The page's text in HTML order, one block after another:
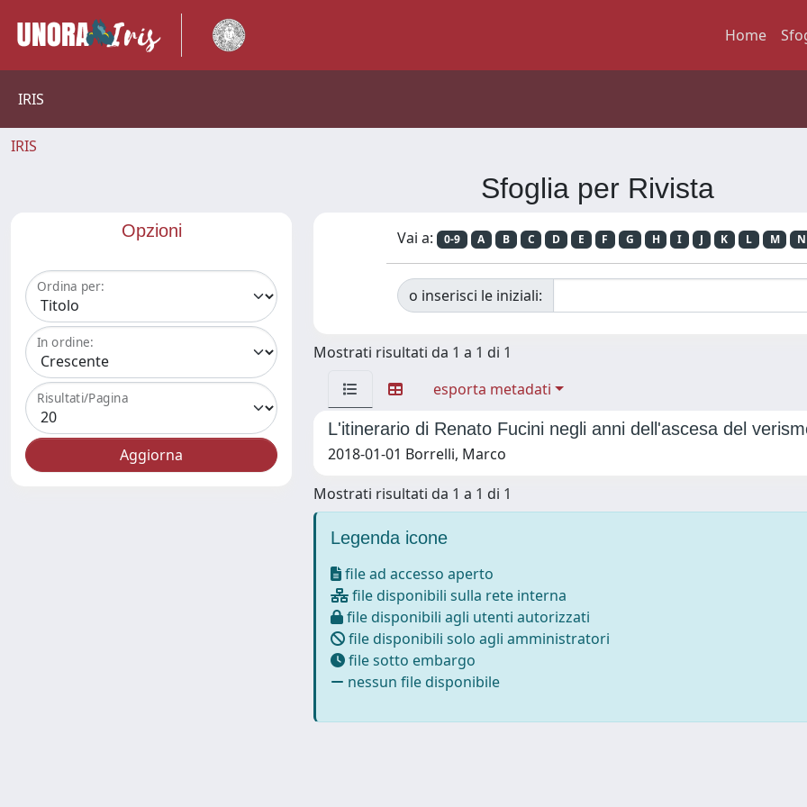
Home
IRIS
IRIS
Sfoglia per Rivista
Opzioni
Ordina per:
In ordine:
Risultati/Pagina
Vai a: 0-9 A B C D E F G H I J K L M N
o inserisci le iniziali:
Mostrati risultati da 1 a 1 di 1
esporta metadati
L'itinerario di Renato Fucini negli anni dell'ascesa del
2018-01-01 Borrelli, Marco
Mostrati risultati da 1 a 1 di 1
Legenda icone
file ad accesso aperto
file disponibili sulla rete interna
file disponibili agli utenti autorizzati
file disponibili solo agli amministratori
file sotto embargo
nessun file disponibile